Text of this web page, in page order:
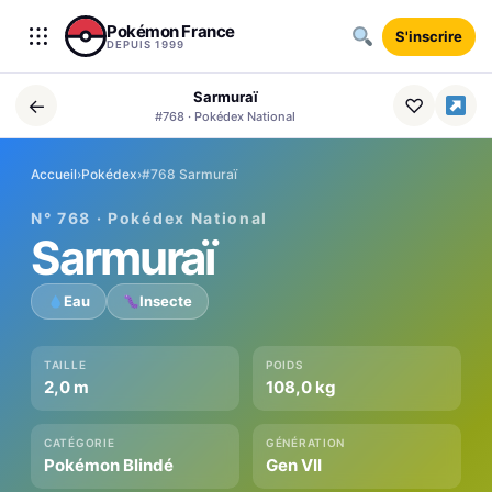
Aller au contenu
Pokémon France
DEPUIS 1999 S'inscrire
← Sarmuraï
#768 · Pokédex National ♡
Accueil›Pokédex›#768 Sarmuraï
N° 768 · Pokédex National
Sarmuraï
Eau Insecte
TAILLE
2,0 m
POIDS
108,0 kg
CATÉGORIE
Pokémon Blindé
GÉNÉRATION
Gen VII